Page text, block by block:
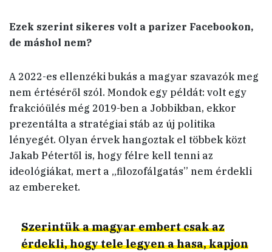
Ezek szerint sikeres volt a parizer Facebookon,
de máshol nem?
A 2022-es ellenzéki bukás a magyar szavazók meg
nem értéséről szól. Mondok egy példát: volt egy
frakcióülés még 2019-ben a Jobbikban, ekkor
prezentálta a stratégiai stáb az új politika
lényegét. Olyan érvek hangoztak el többek közt
Jakab Pétertől is, hogy félre kell tenni az
ideológiákat, mert a „filozofálgatás” nem érdekli
az embereket.
Szerintük a magyar embert csak az
érdekli, hogy tele legyen a hasa, kapjon